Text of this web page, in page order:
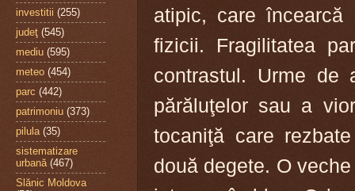
atipic, care
fizicii. Fragilitatea
contrastul. Urme de
părăluţelor sau a
tocaniţă care
două degete. O
investitii (255)
judeţ (545)
mediu (595)
meteo (454)
parc (442)
patrimoniu (373)
pilula (35)
sistematizare
urbană (467)
Slănic Moldova